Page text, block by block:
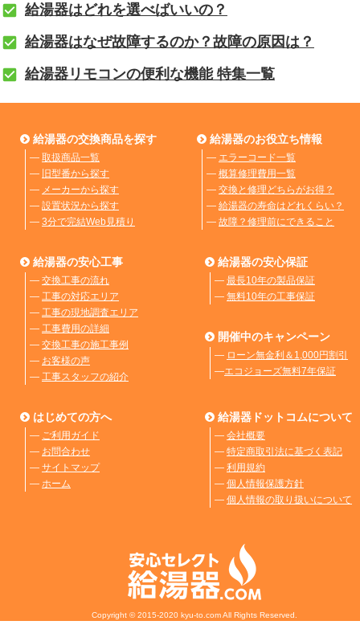
給湯器はどれを選べばいいの？
給湯器はなぜ故障するのか？故障の原因は？
給湯器リモコンの便利な機能 特集一覧
給湯器の交換商品を探す
― 取扱商品一覧
― 旧型番から探す
― メーカーから探す
― 設置状況から探す
― 3分で完結Web見積り
給湯器のお役立ち情報
― エラーコード一覧
― 概算修理費用一覧
― 交換と修理どちらがお得？
― 給湯器の寿命はどれくらい？
― 故障？修理前にできること
給湯器の安心工事
― 交換工事の流れ
― 工事の対応エリア
― 工事の現地調査エリア
― 工事費用の詳細
― 交換工事の施工事例
― お客様の声
― 工事スタッフの紹介
給湯器の安心保証
― 最長10年の製品保証
― 無料10年の工事保証
開催中のキャンペーン
― ローン無金利＆1,000円割引
―エコジョーズ無料7年保証
はじめての方へ
― ご利用ガイド
― お問合わせ
― サイトマップ
― ホーム
給湯器ドットコムについて
― 会社概要
― 特定商取引法に基づく表記
― 利用規約
― 個人情報保護方針
― 個人情報の取り扱いについて
Copyright © 2015-2020 kyu-to.com All Rights Reserved.